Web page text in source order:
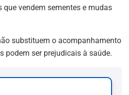
vendem sementes e mudas
substituem o acompanhamento
podem ser prejudicais à saúde.